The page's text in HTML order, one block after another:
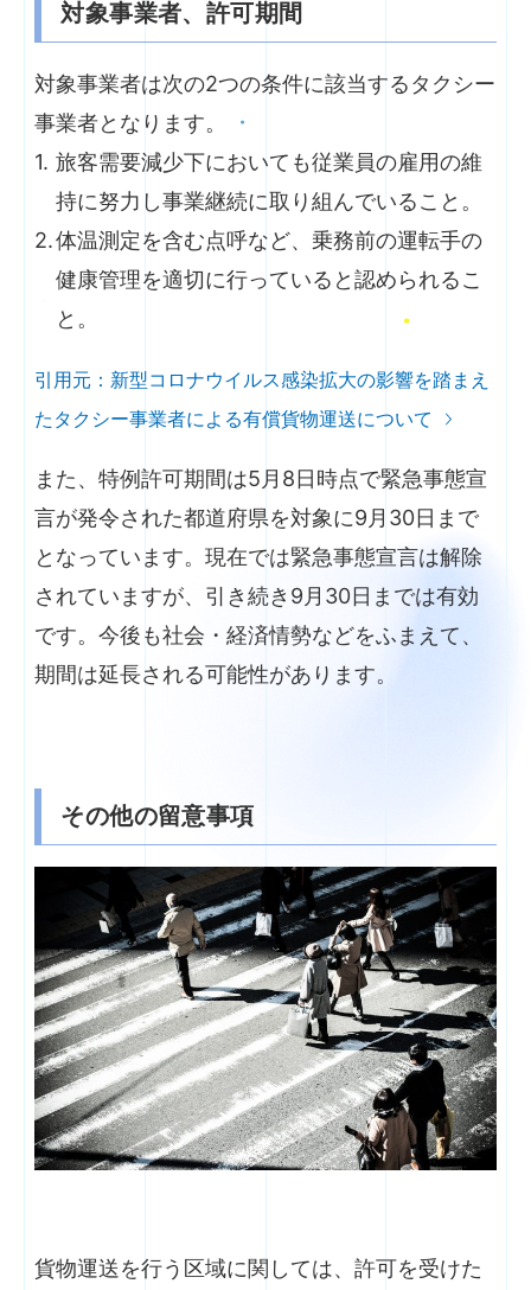
対象事業者、許可期間
対象事業者は次の2つの条件に該当するタクシー
事業者となります。
旅客需要減少下においても従業員の雇用の維
持に努力し事業継続に取り組んでいること。
体温測定を含む点呼など、乗務前の運転手の
健康管理を適切に行っていると認められるこ
と。
引用元：新型コロナウイルス感染拡大の影響を踏まえ
たタクシー事業者による有償貨物運送について
また、特例許可期間は5月8日時点で緊急事態宣
言が発令された都道府県を対象に9月30日まで
となっています。現在では緊急事態宣言は解除
されていますが、引き続き9月30日までは有効
です。今後も社会・経済情勢などをふまえて、
期間は延長される可能性があります。
その他の留意事項
貨物運送を行う区域に関しては、許可を受けた